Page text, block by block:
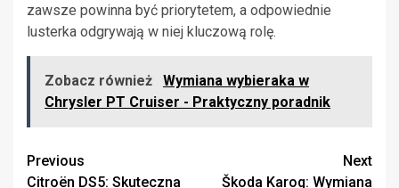
zawsze powinna być priorytetem, a odpowiednie
lusterka odgrywają w niej kluczową rolę.
Zobacz również
Wymiana wybieraka w
Chrysler PT Cruiser - Praktyczny poradnik
Continue
Previous
Citroën DS5: Skuteczna
Next
Škoda Karoq: Wymiana